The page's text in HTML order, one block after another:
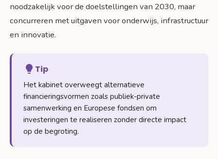
noodzakelijk voor de doelstellingen van 2030, maar
concurreren met uitgaven voor onderwijs, infrastructuur
en innovatie.
Tip
Het kabinet overweegt alternatieve
financieringsvormen zoals publiek-private
samenwerking en Europese fondsen om
investeringen te realiseren zonder directe impact
op de begroting.